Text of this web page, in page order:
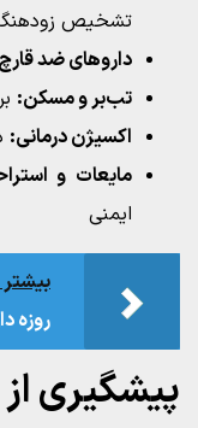
تشخیص
داروهای ضد
تب‌بر و مسکن:
اکسیژن درمانی:
مایعات و
ایمنی
روزه‌
پیشگیری